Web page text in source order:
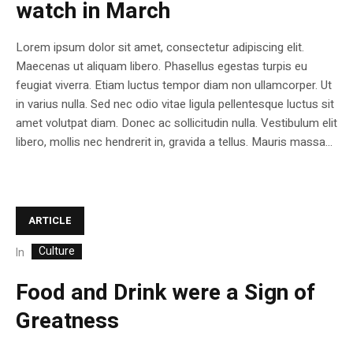
watch in March
Lorem ipsum dolor sit amet, consectetur adipiscing elit.
Maecenas ut aliquam libero. Phasellus egestas turpis eu
feugiat viverra. Etiam luctus tempor diam non ullamcorper. Ut
in varius nulla. Sed nec odio vitae ligula pellentesque luctus sit
amet volutpat diam. Donec ac sollicitudin nulla. Vestibulum elit
libero, mollis nec hendrerit in, gravida a tellus. Mauris massa...
ARTICLE
In Culture
Food and Drink were a Sign of
Greatness